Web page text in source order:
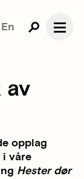
En
av
opplag
våre
Hester dør